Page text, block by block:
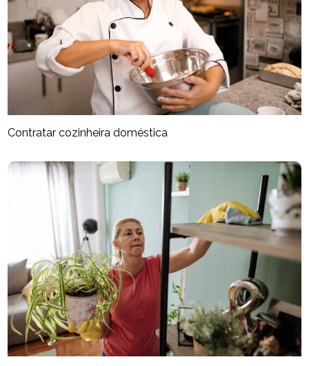
Contratar cozinheira doméstica